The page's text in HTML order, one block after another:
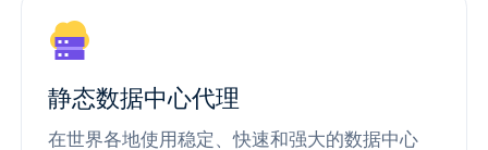
静态数据中心代理
在世界各地使用稳定、快速和强大的数据中心